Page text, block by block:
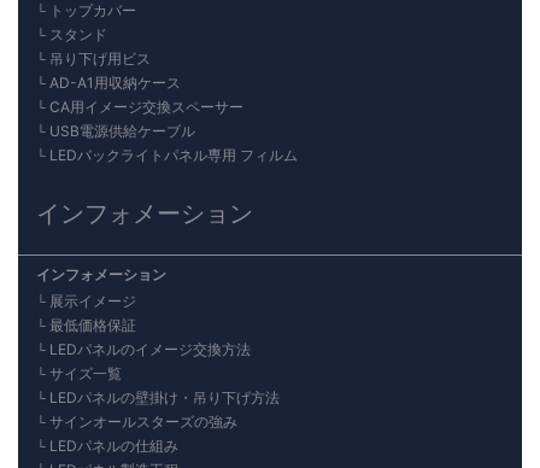
トップカバー
スタンド
吊り下げ用ビス
AD-A1用収納ケース
CA用イメージ交換スペーサー
USB電源供給ケーブル
LEDバックライトパネル専用 フィルム
インフォメーション
インフォメーション
展示イメージ
最低価格保証
LEDパネルのイメージ交換方法
サイズ一覧
LEDパネルの壁掛け・吊り下げ方法
サインオールスターズの強み
LEDパネルの仕組み